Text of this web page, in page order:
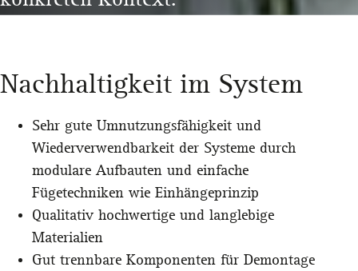
Nachhaltigkeit im System
Sehr gute Umnutzungsfähigkeit und
Wiederverwendbarkeit der Systeme durch
modulare Aufbauten und einfache
Fügetechniken wie Einhängeprinzip
Qualitativ hochwertige und langlebige
Materialien
Gut trennbare Komponenten für Demontage